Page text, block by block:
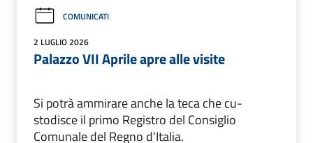
COMUNICATI
2 LUGLIO 2026
Palazzo VII Aprile apre alle visite
Si potrà ammirare anche la teca che cu-
stodisce il primo Registro del Consiglio
Comunale del Regno d'Italia.